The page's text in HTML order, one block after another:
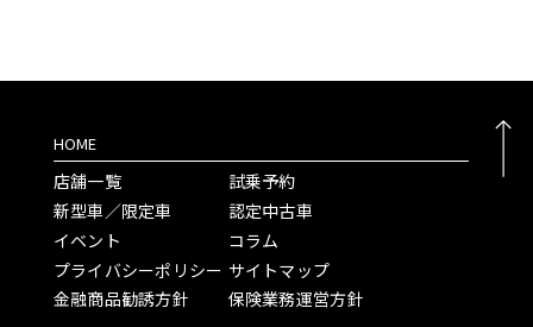
HOME
店舗一覧
新型車／限定車
イベント
プライバシーポリシー
金融商品勧誘方針
試乗予約
認定中古車
コラム
サイトマップ
保険業務運営方針